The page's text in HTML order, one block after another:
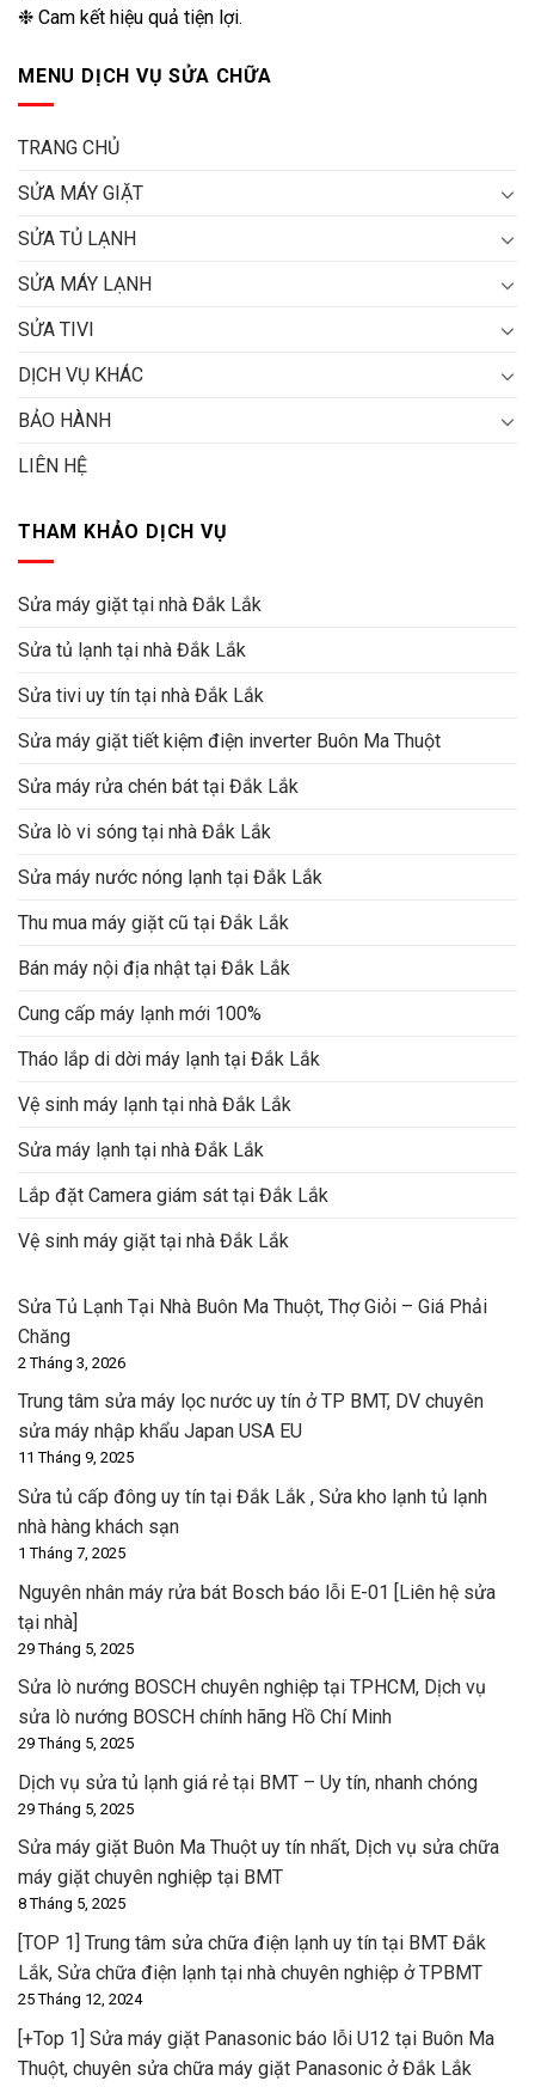
❉ Cam kết hiệu quả tiện lợi.
MENU DỊCH VỤ SỬA CHỮA
TRANG CHỦ
SỬA MÁY GIẶT
SỬA TỦ LẠNH
SỬA MÁY LẠNH
SỬA TIVI
DỊCH VỤ KHÁC
BẢO HÀNH
LIÊN HỆ
THAM KHẢO DỊCH VỤ
Sửa máy giặt tại nhà Đắk Lắk
Sửa tủ lạnh tại nhà Đắk Lắk
Sửa tivi uy tín tại nhà Đắk Lắk
Sửa máy giặt tiết kiệm điện inverter Buôn Ma Thuột
Sửa máy rửa chén bát tại Đắk Lắk
Sửa lò vi sóng tại nhà Đắk Lắk
Sửa máy nước nóng lạnh tại Đắk Lắk
Thu mua máy giặt cũ tại Đắk Lắk
Bán máy nội địa nhật tại Đắk Lắk
Cung cấp máy lạnh mới 100%
Tháo lắp di dời máy lạnh tại Đắk Lắk
Vệ sinh máy lạnh tại nhà Đắk Lắk
Sửa máy lạnh tại nhà Đắk Lắk
Lắp đặt Camera giám sát tại Đắk Lắk
Vệ sinh máy giặt tại nhà Đắk Lắk
Sửa Tủ Lạnh Tại Nhà Buôn Ma Thuột, Thợ Giỏi – Giá Phải
Chăng
2 Tháng 3, 2026
Trung tâm sửa máy lọc nước uy tín ở TP BMT, DV chuyên
sửa máy nhập khẩu Japan USA EU
11 Tháng 9, 2025
Sửa tủ cấp đông uy tín tại Đắk Lắk , Sửa kho lạnh tủ lạnh
nhà hàng khách sạn
1 Tháng 7, 2025
Nguyên nhân máy rửa bát Bosch báo lỗi E-01 [Liên hệ sửa
tại nhà]
29 Tháng 5, 2025
Sửa lò nướng BOSCH chuyên nghiệp tại TPHCM, Dịch vụ
sửa lò nướng BOSCH chính hãng Hồ Chí Minh
29 Tháng 5, 2025
Dịch vụ sửa tủ lạnh giá rẻ tại BMT – Uy tín, nhanh chóng
29 Tháng 5, 2025
Sửa máy giặt Buôn Ma Thuột uy tín nhất, Dịch vụ sửa chữa
máy giặt chuyên nghiệp tại BMT
8 Tháng 5, 2025
[TOP 1] Trung tâm sửa chữa điện lạnh uy tín tại BMT Đắk
Lắk, Sửa chữa điện lạnh tại nhà chuyên nghiệp ở TPBMT
25 Tháng 12, 2024
[+Top 1] Sửa máy giặt Panasonic báo lỗi U12 tại Buôn Ma
Thuột, chuyên sửa chữa máy giặt Panasonic ở Đắk Lắk